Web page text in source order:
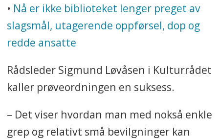
• Nå er ikke biblioteket lenger preget av
slagsmål, utagerende oppførsel, dop og
redde ansatte
Rådsleder Sigmund Løvåsen i Kulturrådet
kaller prøveordningen en suksess.
– Det viser hvordan man med nokså enkle
grep og relativt små bevilgninger kan